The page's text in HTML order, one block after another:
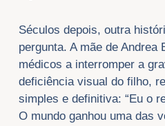
Séculos depois, outra
pergunta. A mãe de Andrea
médicos a interromper a
deficiência visual do filho,
simples e definitiva: “Eu o
O mundo ganhou uma das